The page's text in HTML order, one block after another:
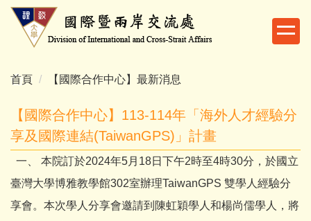
跳
內
首頁 【國際合作中心】最新消息
【國際合作中心】113-114年「海外人才經驗分
享及國際連結(TaiwanGPS)」計畫
一、 本院訂於2024年5月18日下午2時至4時30分，於國立
臺灣大學博雅教學館302室辦理TaiwanGPS 雙學人經驗分
享會。本次學人分享會邀請到陳虹穎學人和楊尚儒學人，將